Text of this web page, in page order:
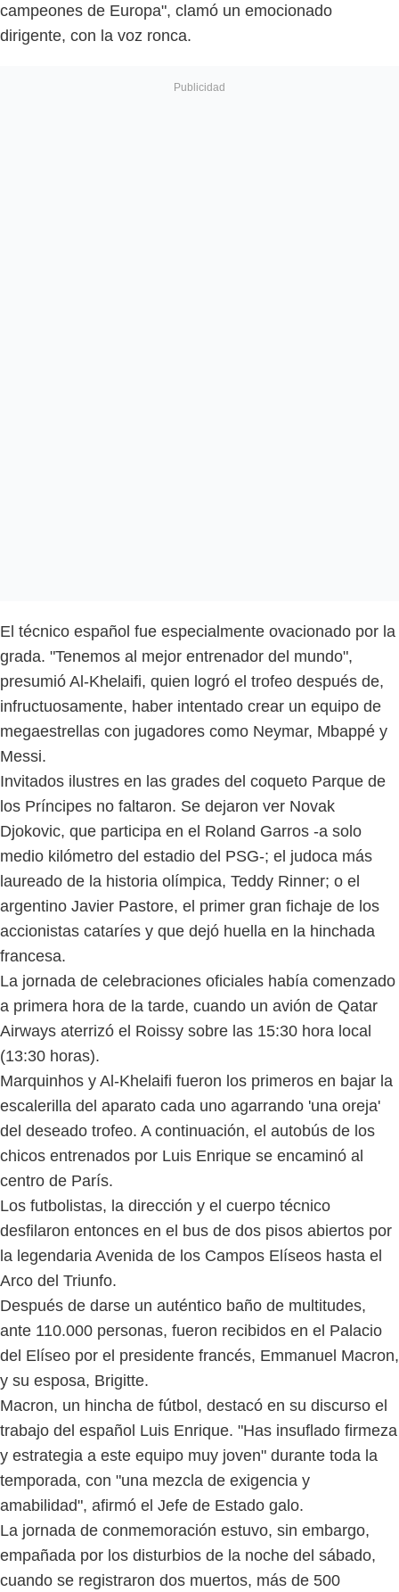
campeones de Europa", clamó un emocionado
dirigente, con la voz ronca.
El técnico español fue especialmente ovacionado por la
grada. "Tenemos al mejor entrenador del mundo",
presumió Al-Khelaifi, quien logró el trofeo después de,
infructuosamente, haber intentado crear un equipo de
megaestrellas con jugadores como Neymar, Mbappé y
Messi.
Invitados ilustres en las grades del coqueto Parque de
los Príncipes no faltaron. Se dejaron ver Novak
Djokovic, que participa en el Roland Garros -a solo
medio kilómetro del estadio del PSG-; el judoca más
laureado de la historia olímpica, Teddy Rinner; o el
argentino Javier Pastore, el primer gran fichaje de los
accionistas cataríes y que dejó huella en la hinchada
francesa.
La jornada de celebraciones oficiales había comenzado
a primera hora de la tarde, cuando un avión de Qatar
Airways aterrizó el Roissy sobre las 15:30 hora local
(13:30 horas).
Marquinhos y Al-Khelaifi fueron los primeros en bajar la
escalerilla del aparato cada uno agarrando 'una oreja'
del deseado trofeo. A continuación, el autobús de los
chicos entrenados por Luis Enrique se encaminó al
centro de París.
Los futbolistas, la dirección y el cuerpo técnico
desfilaron entonces en el bus de dos pisos abiertos por
la legendaria Avenida de los Campos Elíseos hasta el
Arco del Triunfo.
Después de darse un auténtico baño de multitudes,
ante 110.000 personas, fueron recibidos en el Palacio
del Elíseo por el presidente francés, Emmanuel Macron,
y su esposa, Brigitte.
Macron, un hincha de fútbol, destacó en su discurso el
trabajo del español Luis Enrique. "Has insuflado firmeza
y estrategia a este equipo muy joven" durante toda la
temporada, con "una mezcla de exigencia y
amabilidad", afirmó el Jefe de Estado galo.
La jornada de conmemoración estuvo, sin embargo,
empañada por los disturbios de la noche del sábado,
cuando se registraron dos muertos, más de 500